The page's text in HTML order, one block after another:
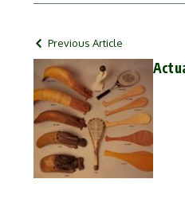
Previous Article